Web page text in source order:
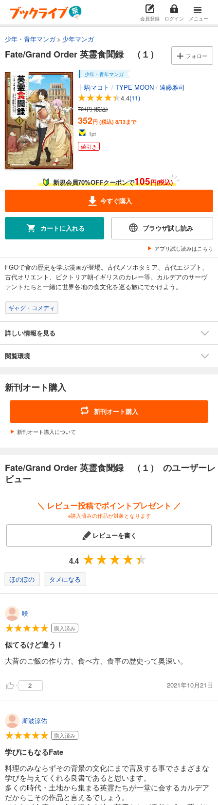
会員登録 ログイン メニュー
少年・青年マンガ 少年マンガ
Fate/Grand Order 英霊食聞録 （１） フォロー
少年・青年マンガ
十駒マコト / TYPE-MOON / 遠藤雅司
4.4(11)
704円 (税込)
352円 (税込) 8/13まで
1pt
値引き
新規会員70%OFFクーポンで105円(税込)
今すぐ購入
カートに入れる ブラウザ試し読み
アプリ試し読みはこちら
FGOで食の歴史を学ぶ漫画が登場。古代メソポタミア、古代エジプト、
古代オリエント、ビクトリア朝イギリスのカレー等。カルデアのサーヴ
ァントたちと一緒に世界各地の食文化を巡る旅にでかけよう。
ギャグ・コメディ
詳しい情報を見る
閲覧環境
新刊オート購入
新刊オート購入
新刊オート購入について
Fate/Grand Order 英霊食聞録 （１） のユーザーレ
ビュー
＼ レビュー投稿でポイントプレゼント ／
※購入済みの作品が対象となります
レビューを書く
4.4
ほのぼの タメになる
咲
購入済み
似てるけど違う！
大昔のご飯の作り方、食べ方、食事の歴史って奥深い。
2 2021年10月21日
斯波涼佑
購入済み
学びにもなるFate
料理のみならずその背景の文化にまで言及する事でさまざまな
学びを与えてくれる良書であると思います。
多くの時代・土地から集まる英霊たちが一堂に会するカルデア
だからこその作品と言えるでしょう。